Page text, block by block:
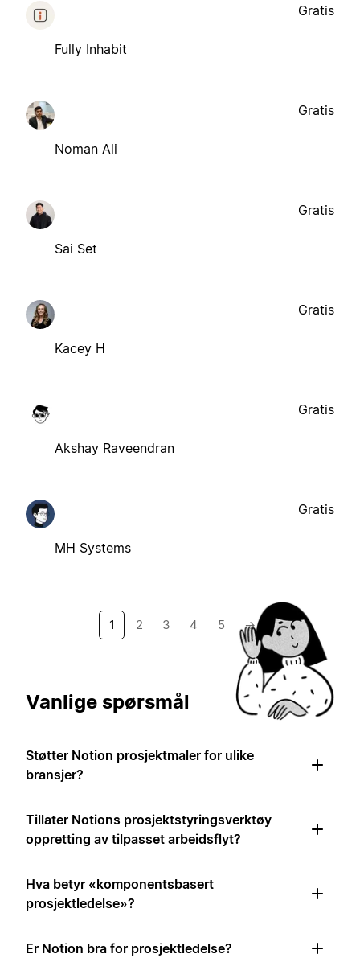
Fully Inhabit
Gratis
Noman Ali
Gratis
Sai Set
Gratis
Kacey H
Gratis
Akshay Raveendran
Gratis
MH Systems
Gratis
1 2 3 4 5 →
Vanlige spørsmål
Støtter Notion prosjektmaler for ulike
bransjer?
Tillater Notions prosjektstyringsverktøy
oppretting av tilpasset arbeidsflyt?
Hva betyr «komponentsbasert
prosjektledelse»?
Er Notion bra for prosjektledelse?